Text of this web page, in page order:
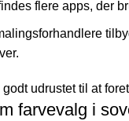
flere apps, der
udrustet til at
farvevalg i